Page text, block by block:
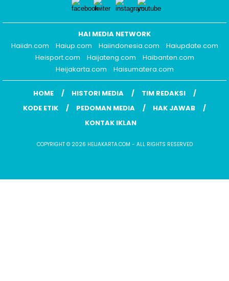
HAI MEDIA NETWORK
Haiidn.com
Haiup.com Haiindonesia.com
Haiupdate.com
Heisport.com
Haijateng.com
Haibanten.com
Heijakarta.com
Haisumatera.com
HOME HISTORI MEDIA
TIM REDAKSI
KODE ETIK
PEDOMAN MEDIA
HAK JAWAB
KONTAK IKLAN
COPYRIGHT © 2026 HEIJAKARTA.COM - ALL RIGHTS RESERVED